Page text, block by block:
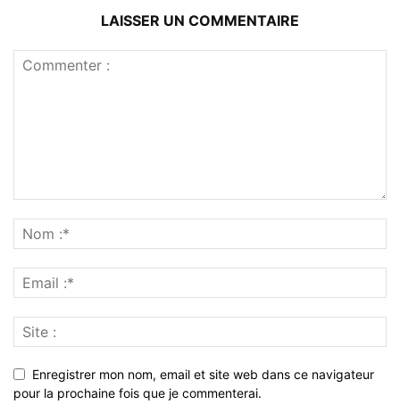
LAISSER UN COMMENTAIRE
Enregistrer mon nom, email et site web dans ce navigateur
pour la prochaine fois que je commenterai.